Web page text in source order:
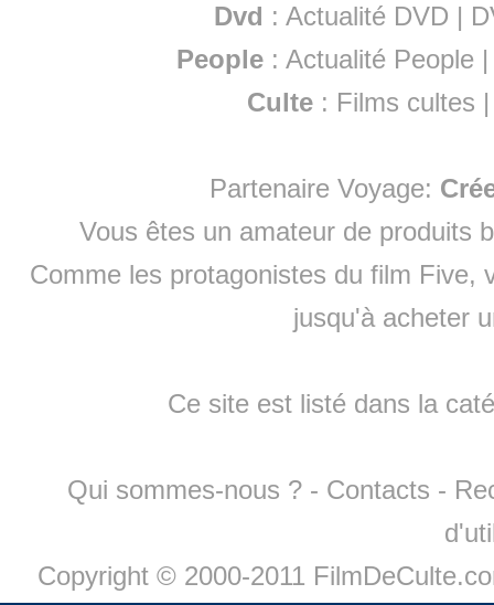
Dvd : Actualité DVD |
People :Actualité People
Culte : Films cultes
Partenaire Voyage:
Vous êtes un amateur de produits
Comme les protagonistes du film Five,
jusqu'à acheter
Ce site est listé dans la
Qui sommes-nous ? - Contacts -
Copyright © 2000-2011